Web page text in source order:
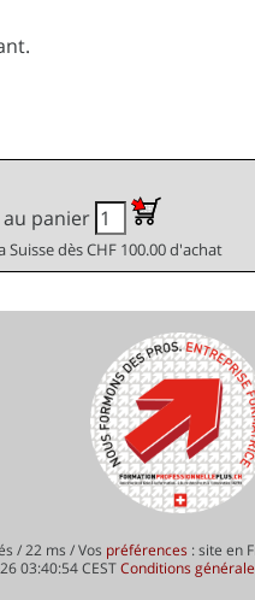
panier
dès CHF 100.00 d'achat
/ 22 ms / Vos préférences : site en
03:40:54 CEST Conditions